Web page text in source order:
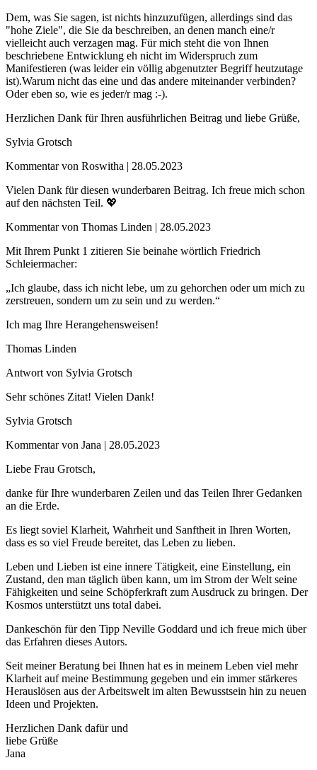
Dem, was Sie sagen, ist nichts hinzuzufügen, allerdings sind das
"hohe Ziele", die Sie da beschreiben, an denen manch eine/r
vielleicht auch verzagen mag. Für mich steht die von Ihnen
beschriebene Entwicklung eh nicht im Widerspruch zum
Manifestieren (was leider ein völlig abgenutzter Begriff heutzutage
ist).Warum nicht das eine und das andere miteinander verbinden?
Oder eben so, wie es jeder/r mag :-).
Herzlichen Dank für Ihren ausführlichen Beitrag und liebe Grüße,
Sylvia Grotsch
Kommentar von Roswitha | 28.05.2023
Vielen Dank für diesen wunderbaren Beitrag. Ich freue mich schon
auf den nächsten Teil. 💖
Kommentar von Thomas Linden | 28.05.2023
Mit Ihrem Punkt 1 zitieren Sie beinahe wörtlich Friedrich
Schleiermacher:
„Ich glaube, dass ich nicht lebe, um zu gehorchen oder um mich zu
zerstreuen, sondern um zu sein und zu werden.“
Ich mag Ihre Herangehensweisen!
Thomas Linden
Antwort von Sylvia Grotsch
Sehr schönes Zitat! Vielen Dank!
Sylvia Grotsch
Kommentar von Jana | 28.05.2023
Liebe Frau Grotsch,
danke für Ihre wunderbaren Zeilen und das Teilen Ihrer Gedanken
an die Erde.
Es liegt soviel Klarheit, Wahrheit und Sanftheit in Ihren Worten,
dass es so viel Freude bereitet, das Leben zu lieben.
Leben und Lieben ist eine innere Tätigkeit, eine Einstellung, ein
Zustand, den man täglich üben kann, um im Strom der Welt seine
Fähigkeiten und seine Schöpferkraft zum Ausdruck zu bringen. Der
Kosmos unterstützt uns total dabei.
Dankeschön für den Tipp Neville Goddard und ich freue mich über
das Erfahren dieses Autors.
Seit meiner Beratung bei Ihnen hat es in meinem Leben viel mehr
Klarheit auf meine Bestimmung gegeben und ein immer stärkeres
Herauslösen aus der Arbeitswelt im alten Bewusstsein hin zu neuen
Ideen und Projekten.
Herzlichen Dank dafür und
liebe Grüße
Jana